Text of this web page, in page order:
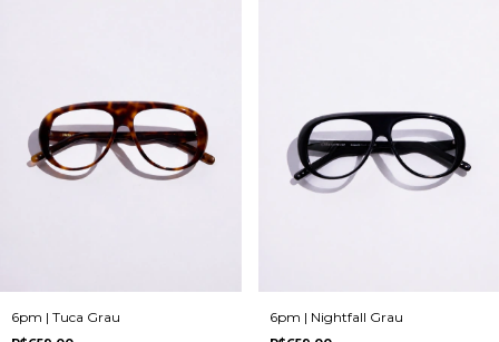
6pm | Tuca Grau 6pm | Nightfall Grau